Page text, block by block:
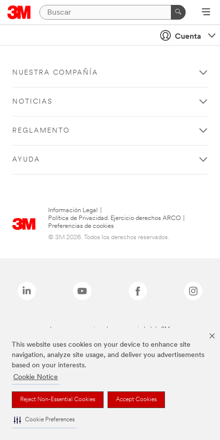
This website uses cookies on your device to enhance site
navigation, analyze site usage, and deliver you advertisements
based on your interests.
Cookie Notice
Reject Non-Essential Cookies Accept Cookies
Cookie Preferences
Cuenta
NUESTRA COMPAÑÍA
NOTICIAS
REGLAMENTO
AYUDA
Información Legal
Política de Privacidad. Ejercicio derechos ARCO
Preferencias de cookies
© 3M 2026. Todos los derechos reservados.
Las marcas mencionadas son propiedad de 3M